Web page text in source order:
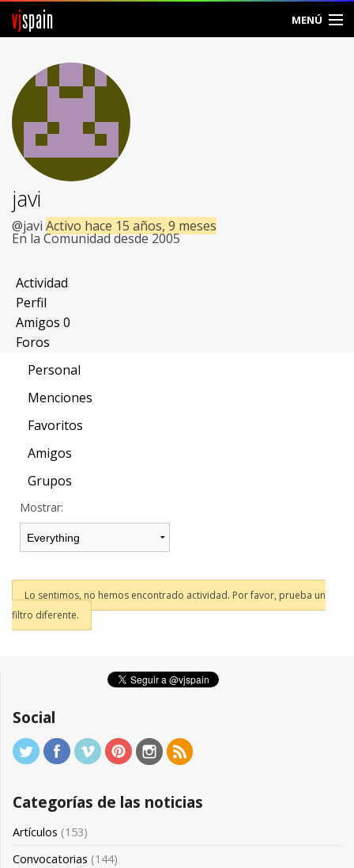
vjspain MENÚ
Foros
Noticias
Vjspain
Ayuda
Contacto
Entrar
Crear Cuenta
javi
@javi Activo hace 15 años, 9 meses
En la Comunidad desde 2005
Actividad
Perfil
Amigos 0
Foros
Personal
Menciones
Favoritos
Amigos
Grupos
Mostrar:
Lo sentimos, no hemos encontrado actividad. Por favor, prueba un
filtro diferente.
Social
Categorías de las noticias
Artículos (153)
Convocatorias (144)